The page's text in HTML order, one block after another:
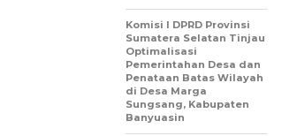
Komisi I DPRD Provinsi
Sumatera Selatan Tinjau
Optimalisasi
Pemerintahan Desa dan
Penataan Batas Wilayah
di Desa Marga
Sungsang, Kabupaten
Banyuasin